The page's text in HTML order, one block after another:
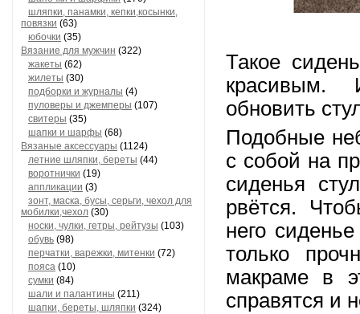
шляпки, панамки, кепки,косынки,
повязки (63)
юбочки (35)
Вязание для мужчин (322)
жакеты (62)
жилеты (30)
подборки и журналы (4)
пуловеры и джемперы (107)
свитеры (35)
шапки и шарфы (68)
Вязаные аксессуары (1124)
летние шляпки, береты (44)
воротнички (19)
аппликации (3)
зонт, маска, бусы, серьги, чехол для
мобилки,чехол (30)
носки, чулки, гетры, рейтузы (103)
обувь (98)
перчатки, варежки, митенки (72)
пояса (10)
сумки (84)
шали и палантины (211)
шапки, береты, шляпки (324)
Такое
красивым.
обновить
Подобные
с собой на
сиденья
рвётся.
него
только
макраме в
справятся и